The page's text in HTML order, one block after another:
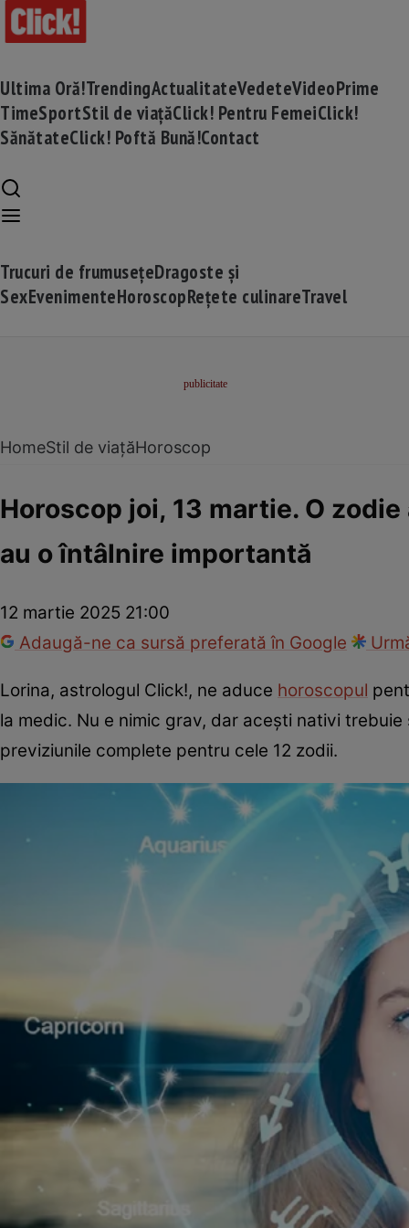
Ultima Oră!TrendingActualitateVedeteVideoPrime
TimeSportStil de viațăClick! Pentru FemeiClick!
SănătateClick! Poftă Bună!Contact
Trucuri de frumusețeDragoste și
SexEvenimenteHoroscopRețete culinareTravel
HomeStil de viațăHoroscop
Horoscop joi, 13 martie. O
au o întâlnire importantă
12 martie 2025 21:00
Adaugă-ne ca sursă preferată în Google
Lorina, astrologul Click!, ne aduce horoscopul
la medic. Nu e nimic grav, dar acești nativi
previziunile complete pentru cele 12 zodii.